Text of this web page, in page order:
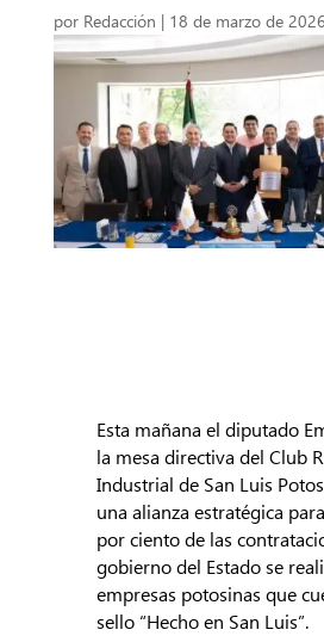
por Redacción | 18 de marzo de 2026
Esta mañana el diputado
la mesa directiva del Club
Industrial de San Luis
una alianza estratégica
por ciento de las
gobierno del Estado se
empresas potosinas que
sello “Hecho en San Luis”.